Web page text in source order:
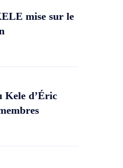
mise sur le
Kele d’Éric